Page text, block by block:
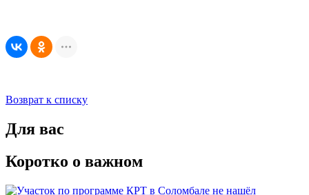
Возврат к списку
Для вас
Коротко о важном